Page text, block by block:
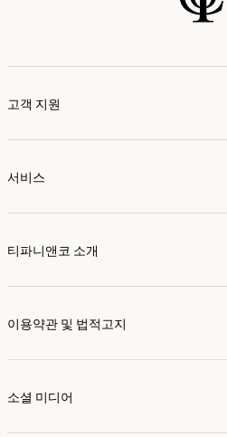
고객 지원
서비스
티파니앤코 소개
이용약관 및 법적고지
소셜 미디어